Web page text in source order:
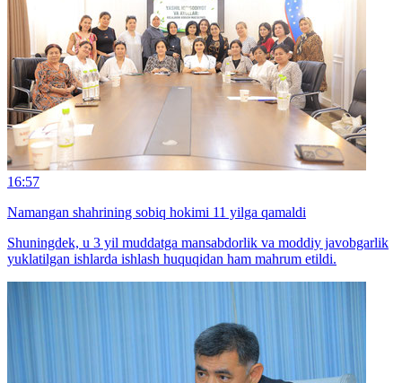
16:57
Namangan shahrining sobiq hokimi 11 yilga qamaldi
Shuningdek, u 3 yil muddatga mansabdorlik va moddiy javobgarlik
yuklatilgan ishlarda ishlash huquqidan ham mahrum etildi.